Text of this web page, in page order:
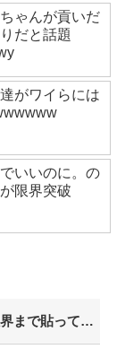
ゃんが貢いだ
だと話題
がワイらには
いいのに。の
限界突破
【腹筋崩壊】最強に笑える面白画像、限界まで貼っていけｗｗｗ